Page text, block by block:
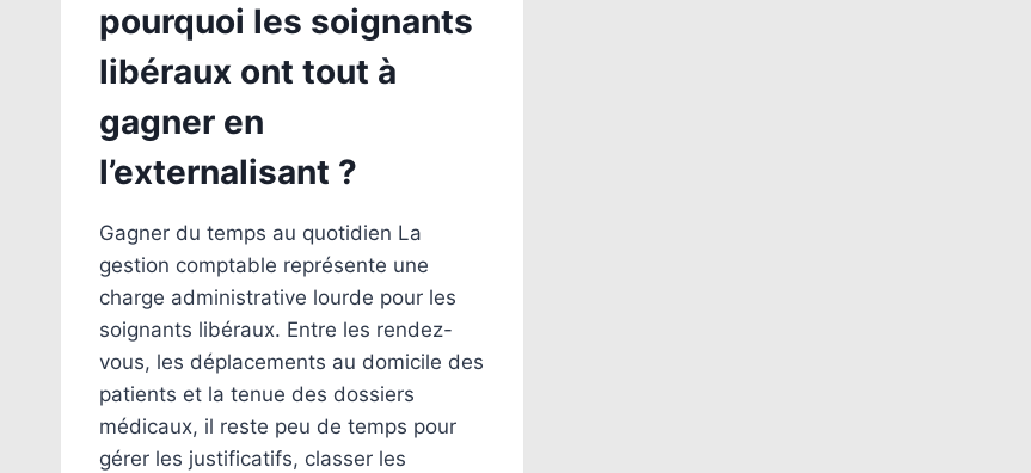
pourquoi les soignants
libéraux ont tout à
gagner en
l’externalisant ?
Gagner du temps au quotidien La
gestion comptable représente une
charge administrative lourde pour les
soignants libéraux. Entre les rendez-
vous, les déplacements au domicile des
patients et la tenue des dossiers
médicaux, il reste peu de temps pour
gérer les justificatifs, classer les